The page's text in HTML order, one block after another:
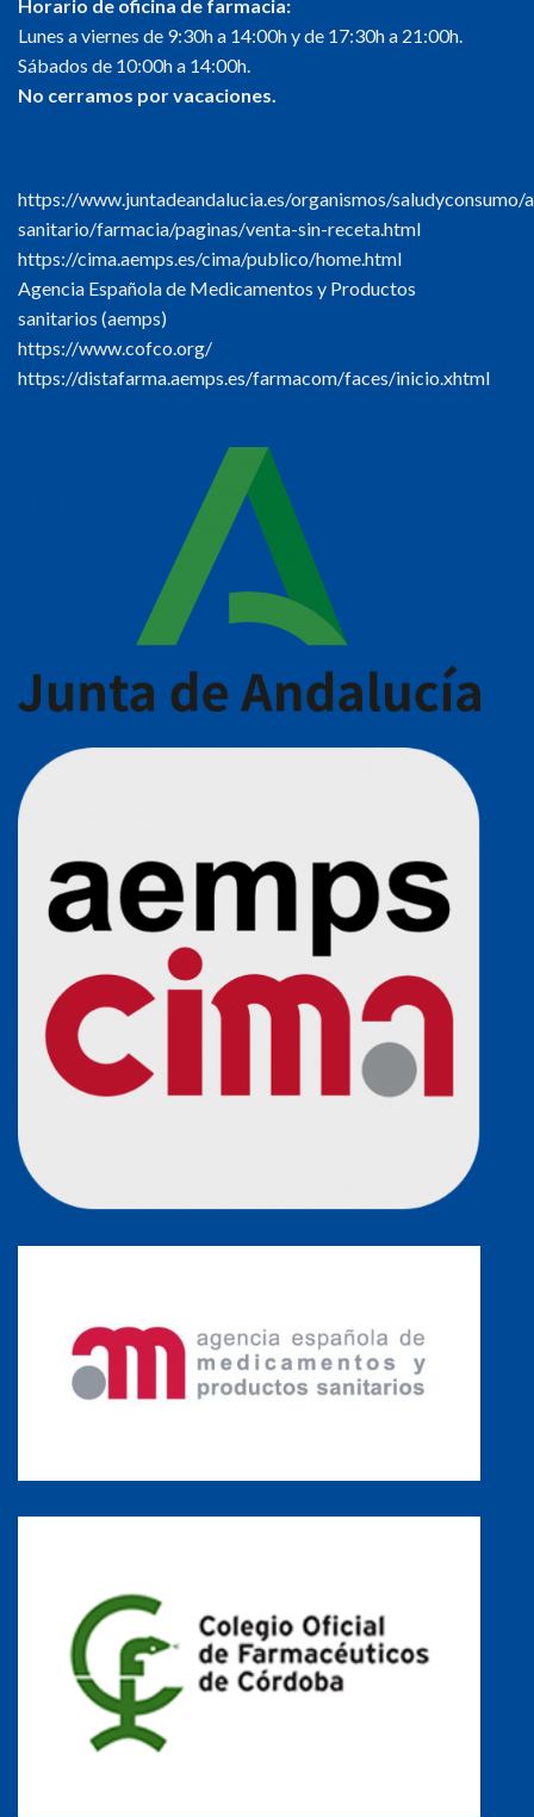
Horario de oficina de farmacia:
Lunes a viernes de 9:30h a 14:00h y de 17:30h a 21:00h.
Sábados de 10:00h a 14:00h.
No cerramos por vacaciones.
https://www.juntadeandalucia.es/organismos/saludyconsumo/
sanitario/farmacia/paginas/venta-sin-receta.html
https://cima.aemps.es/cima/publico/home.html
Agencia Española de Medicamentos y Productos
sanitarios (aemps)
https://www.cofco.org/
https://distafarma.aemps.es/farmacom/faces/inicio.xhtml